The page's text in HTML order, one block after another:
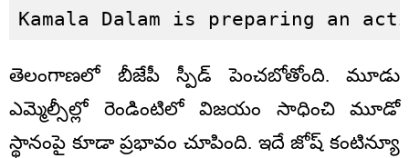
Kamala Dalam is preparing an
తెలంగాణలో బీజేపీ స్పీడ్ పెంచబోతోంది. మూడు
ఎమ్మెల్సీల్లో రెండింటిలో విజయం సాధించి మూడో
స్థానంపై కూడా ప్రభావం చూపింది. ఇదే జోష్ కంటిన్యూ